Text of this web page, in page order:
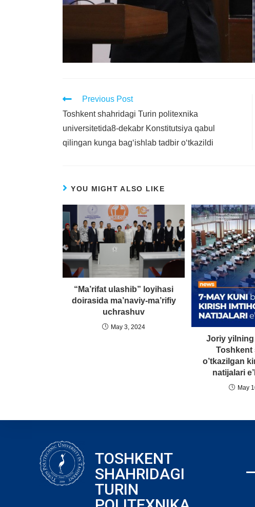
Previous Post
Toshkent shahridagi Turin politexnika
universitetida8-dekabr Konstitutsiya qabul
qilingan kunga bag‘ishlab tadbir o‘tkazildi
YOU MIGHT ALSO LIKE
“Ma’rifat ulashib” loyihasi
doirasida ma’naviy-ma’rifiy
uchrashuv
May 3, 2024
Joriy yilning
Toshkent
o’tkazilgan
natijalari
May
TOSHKENT
SHAHRIDAGI
TURIN